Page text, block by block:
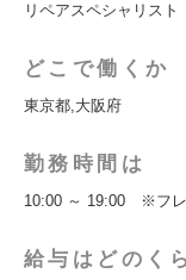
リペアスペシャリスト
どこで働くか
東京都,大阪府
勤務時間は
10:00 ～ 19:00 ※フレ
給与はどのく